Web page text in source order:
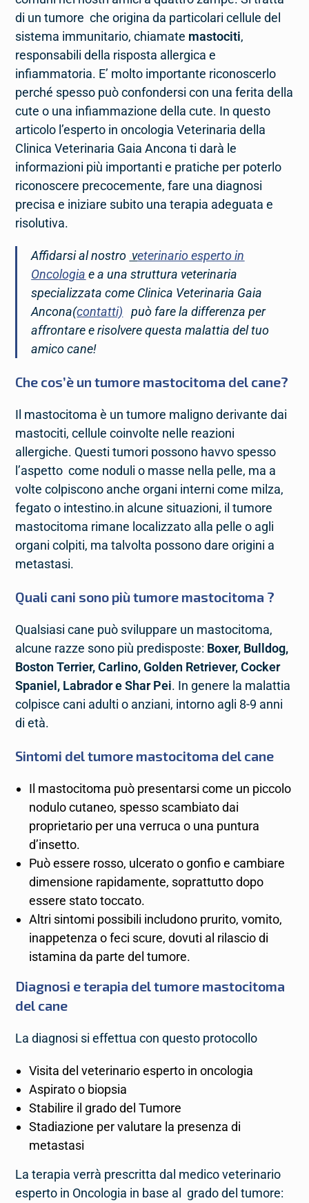
di un tumore che origina da particolari cellule del
sistema immunitario, chiamate mastociti,
responsabili della risposta allergica e
infiammatoria. E’ molto importante riconoscerlo
perché spesso può confondersi con una ferita della
cute o una infiammazione della cute. In questo
articolo l’esperto in oncologia Veterinaria della
Clinica Veterinaria Gaia Ancona ti darà le
informazioni più importanti e pratiche per poterlo
riconoscere precocemente, fare una diagnosi
precisa e iniziare subito una terapia adeguata e
risolutiva.
Affidarsi al nostro veterinario esperto in
Oncologia e a una struttura veterinaria
specializzata come Clinica Veterinaria Gaia
Ancona(contatti) può fare la differenza per
affrontare e risolvere questa malattia del tuo
amico cane!
Che cos’è un tumore mastocitoma del cane?
Il mastocitoma è un tumore maligno derivante dai
mastociti, cellule coinvolte nelle reazioni
allergiche. Questi tumori possono havvo spesso
l’aspetto come noduli o masse nella pelle, ma a
volte colpiscono anche organi interni come milza,
fegato o intestino.in alcune situazioni, il tumore
mastocitoma rimane localizzato alla pelle o agli
organi colpiti, ma talvolta possono dare origini a
metastasi.
Quali cani sono più tumore mastocitoma ?
Qualsiasi cane può sviluppare un mastocitoma,
alcune razze sono più predisposte: Boxer, Bulldog,
Boston Terrier, Carlino, Golden Retriever, Cocker
Spaniel, Labrador e Shar Pei. In genere la malattia
colpisce cani adulti o anziani, intorno agli 8-9 anni
di età.
Sintomi del tumore mastocitoma del cane
Il mastocitoma può presentarsi come un piccolo
nodulo cutaneo, spesso scambiato dai
proprietario per una verruca o una puntura
d’insetto.
Può essere rosso, ulcerato o gonfio e cambiare
dimensione rapidamente, soprattutto dopo
essere stato toccato.
Altri sintomi possibili includono prurito, vomito,
inappetenza o feci scure, dovuti al rilascio di
istamina da parte del tumore.
Diagnosi e terapia del tumore mastocitoma
del cane
La diagnosi si effettua con questo protocollo
Visita del veterinario esperto in oncologia
Aspirato o biopsia
Stabilire il grado del Tumore
Stadiazione per valutare la presenza di
metastasi
La terapia verrà prescritta dal medico veterinario
esperto in Oncologia in base al grado del tumore: